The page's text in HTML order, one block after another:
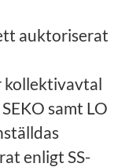
auktoriserat
kollektivavtal
samt LO
enligt SS-